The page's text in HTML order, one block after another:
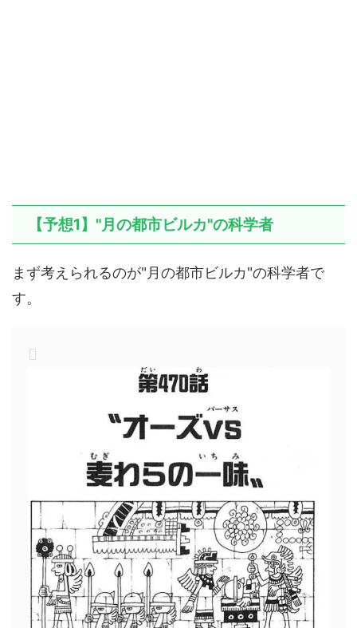
【予想1】"月の都市ビルカ"の科学者
まず考えられるのが"月の都市ビルカ"の科学者で
す。